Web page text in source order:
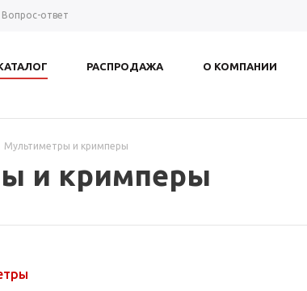
Вопрос-ответ
РАСПРОДАЖА О КОМПАНИИ
Мультиметры и кримперы
и кримперы